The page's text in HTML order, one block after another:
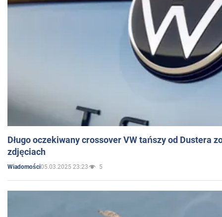
Długo oczekiwany crossover VW tańszy od Dustera
zdjęciach
Wiadomości05.03.2025 23:23 5